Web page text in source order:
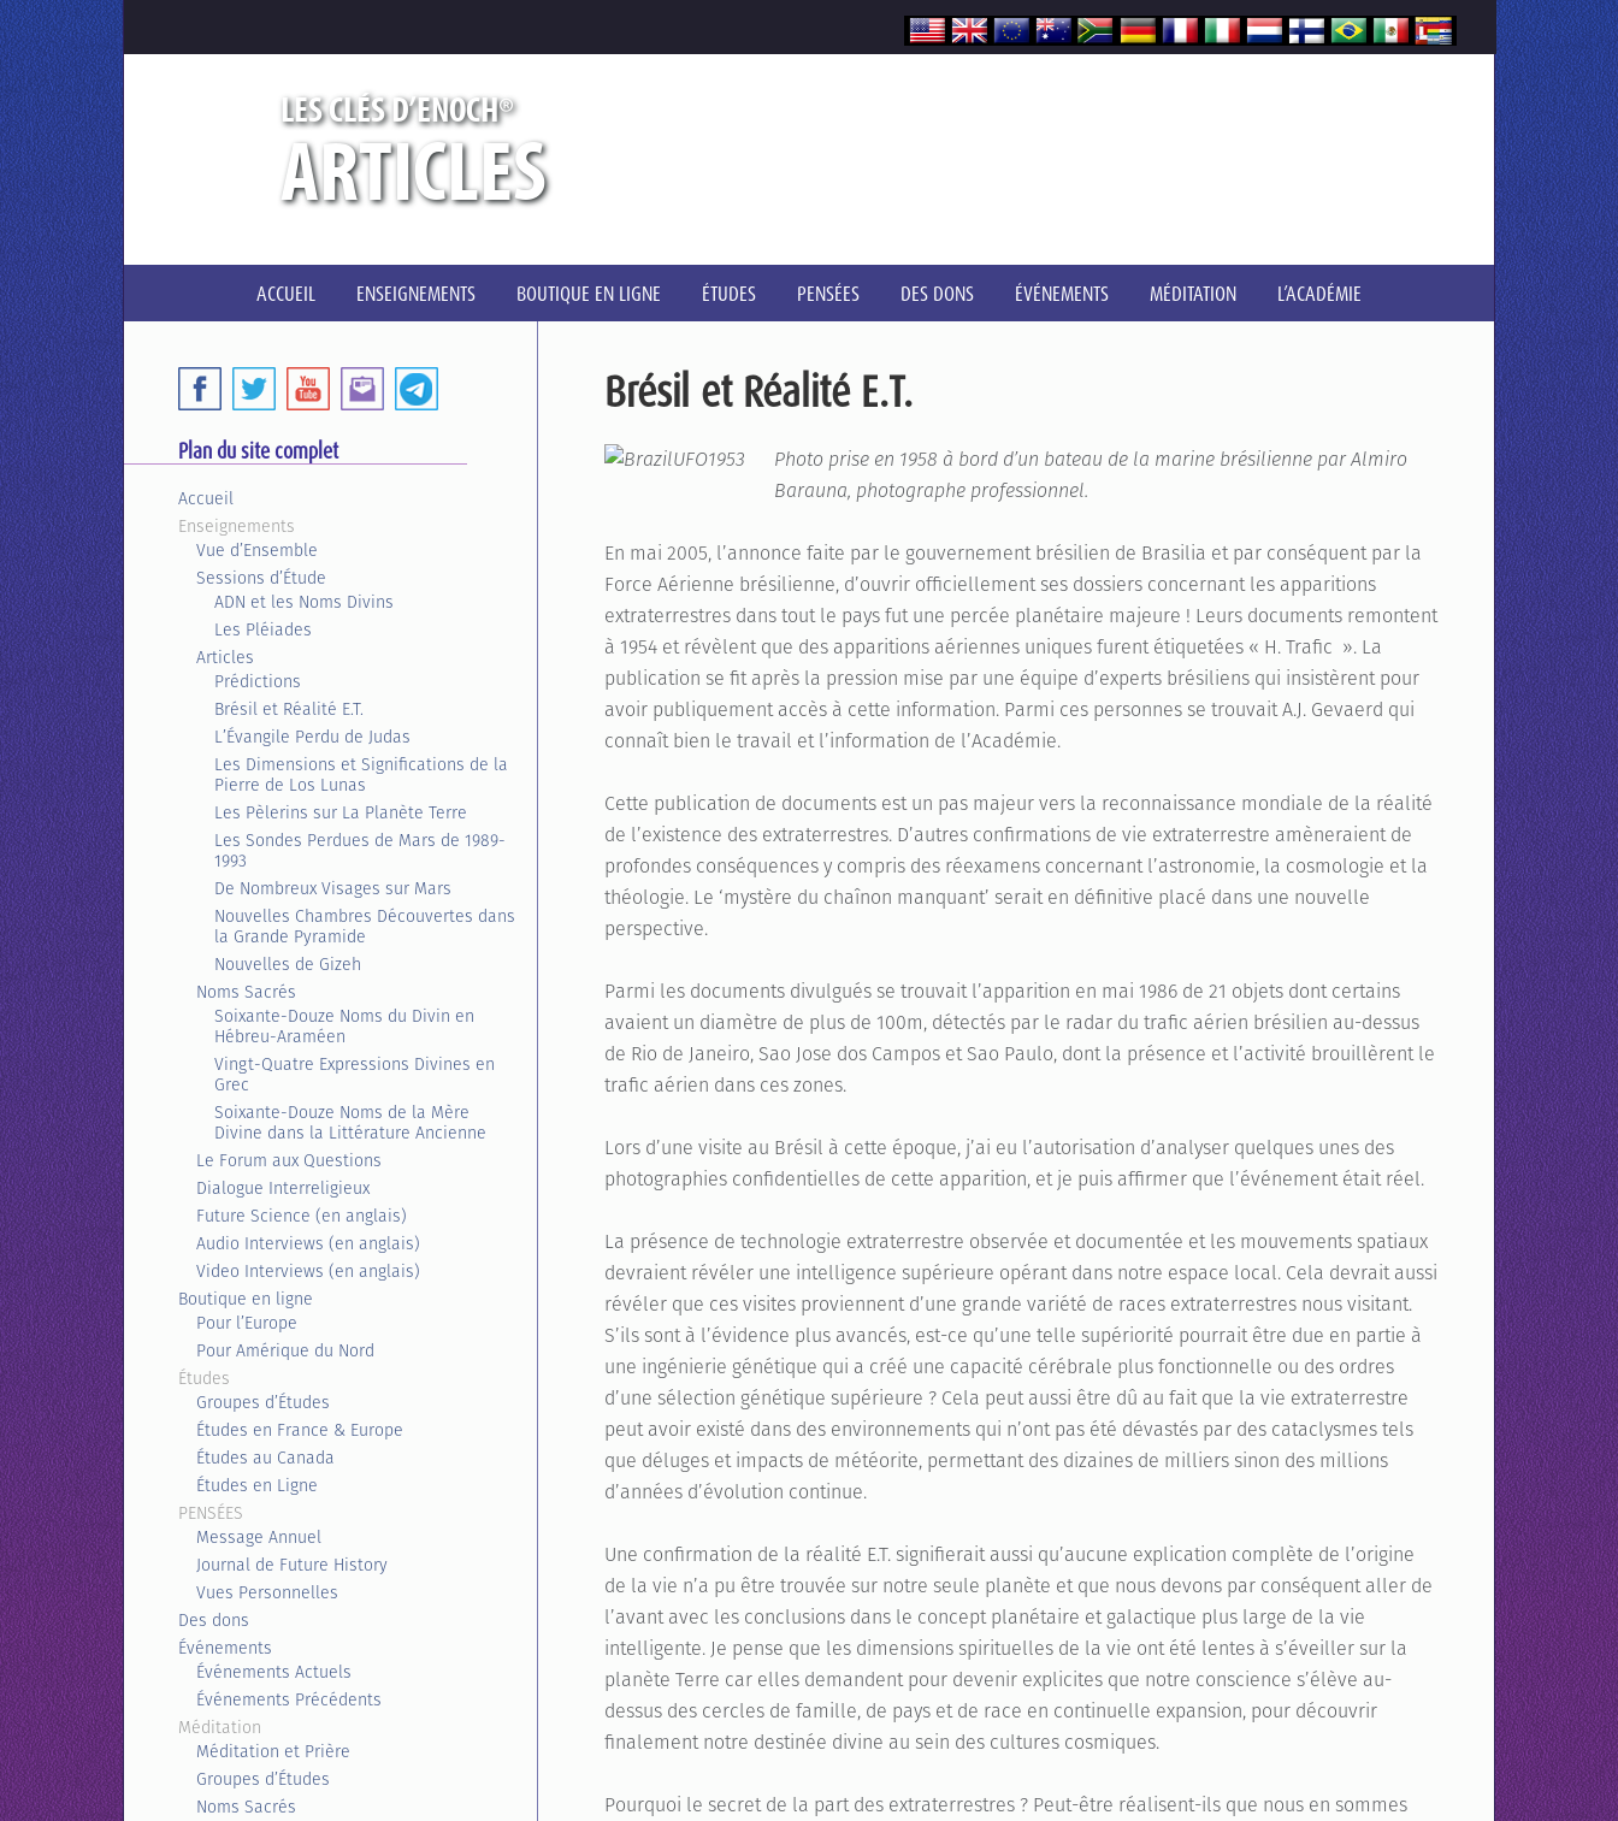
LES CLÉS D’ENOCH®
ARTICLES
ACCUEIL ENSEIGNEMENTS BOUTIQUE EN LIGNE ÉTUDES PENSÉES DES DONS ÉVÉNEMENTS MÉDITATION L’ACADÉMIE
Brésil et Réalité E.T.
Photo prise en 1958 à bord d’un bateau de la marine brésilienne par Almiro
Barauna, photographe professionnel.
En mai 2005, l’annonce faite par le gouvernement brésilien de Brasilia et par conséquent par la
Force Aérienne brésilienne, d’ouvrir officiellement ses dossiers concernant les apparitions
extraterrestres dans tout le pays fut une percée planétaire majeure ! Leurs documents remontent
à 1954 et révèlent que des apparitions aériennes uniques furent étiquetées « H. Trafic ». La
publication se fit après la pression mise par une équipe d’experts brésiliens qui insistèrent pour
avoir publiquement accès à cette information. Parmi ces personnes se trouvait A.J. Gevaerd qui
connaît bien le travail et l’information de l’Académie.
Cette publication de documents est un pas majeur vers la reconnaissance mondiale de la réalité
de l’existence des extraterrestres. D’autres confirmations de vie extraterrestre amèneraient de
profondes conséquences y compris des réexamens concernant l’astronomie, la cosmologie et la
théologie. Le ‘mystère du chaînon manquant’ serait en définitive placé dans une nouvelle
perspective.
Parmi les documents divulgués se trouvait l’apparition en mai 1986 de 21 objets dont certains
avaient un diamètre de plus de 100m, détectés par le radar du trafic aérien brésilien au-dessus
de Rio de Janeiro, Sao Jose dos Campos et Sao Paulo, dont la présence et l’activité brouillèrent le
trafic aérien dans ces zones.
Lors d’une visite au Brésil à cette époque, j’ai eu l’autorisation d’analyser quelques unes des
photographies confidentielles de cette apparition, et je puis affirmer que l’événement était réel.
La présence de technologie extraterrestre observée et documentée et les mouvements spatiaux
devraient révéler une intelligence supérieure opérant dans notre espace local. Cela devrait aussi
révéler que ces visites proviennent d’une grande variété de races extraterrestres nous visitant.
S’ils sont à l’évidence plus avancés, est-ce qu’une telle supériorité pourrait être due en partie à
une ingénierie génétique qui a créé une capacité cérébrale plus fonctionnelle ou des ordres
d’une sélection génétique supérieure ? Cela peut aussi être dû au fait que la vie extraterrestre
peut avoir existé dans des environnements qui n’ont pas été dévastés par des cataclysmes tels
que déluges et impacts de météorite, permettant des dizaines de milliers sinon des millions
d’années d’évolution continue.
Une confirmation de la réalité E.T. signifierait aussi qu’aucune explication complète de l’origine
de la vie n’a pu être trouvée sur notre seule planète et que nous devons par conséquent aller de
l’avant avec les conclusions dans le concept planétaire et galactique plus large de la vie
intelligente. Je pense que les dimensions spirituelles de la vie ont été lentes à s’éveiller sur la
planète Terre car elles demandent pour devenir explicites que notre conscience s’élève au-
dessus des cercles de famille, de pays et de race en continuelle expansion, pour découvrir
finalement notre destinée divine au sein des cultures cosmiques.
Pourquoi le secret de la part des extraterrestres ? Peut-être réalisent-ils que nous en sommes
Plan du site complet
Accueil
Enseignements
Vue d’Ensemble
Sessions d’Étude
ADN et les Noms Divins
Les Pléiades
Articles
Prédictions
Brésil et Réalité E.T.
L’Évangile Perdu de Judas
Les Dimensions et Significations de la
Pierre de Los Lunas
Les Pèlerins sur La Planète Terre
Les Sondes Perdues de Mars de 1989-
1993
De Nombreux Visages sur Mars
Nouvelles Chambres Découvertes dans
la Grande Pyramide
Nouvelles de Gizeh
Noms Sacrés
Soixante-Douze Noms du Divin en
Hébreu-Araméen
Vingt-Quatre Expressions Divines en
Grec
Soixante-Douze Noms de la Mère
Divine dans la Littérature Ancienne
Le Forum aux Questions
Dialogue Interreligieux
Future Science (en anglais)
Audio Interviews (en anglais)
Video Interviews (en anglais)
Boutique en ligne
Pour l’Europe
Pour Amérique du Nord
Études
Groupes d’Études
Études en France & Europe
Études au Canada
Études en Ligne
PENSÉES
Message Annuel
Journal de Future History
Vues Personnelles
Des dons
Événements
Événements Actuels
Événements Précédents
Méditation
Méditation et Prière
Groupes d’Études
Noms Sacrés